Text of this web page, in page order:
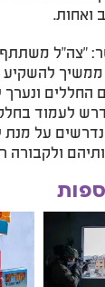
ואחות.
"צה"ל משתתף
להשקיע
החללים
לעמוד
על
ולקבורה